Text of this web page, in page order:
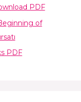
PDF
of
PDF